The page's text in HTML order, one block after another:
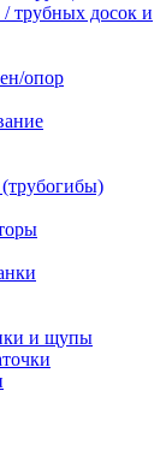
трубных досок и
опор
и щупы